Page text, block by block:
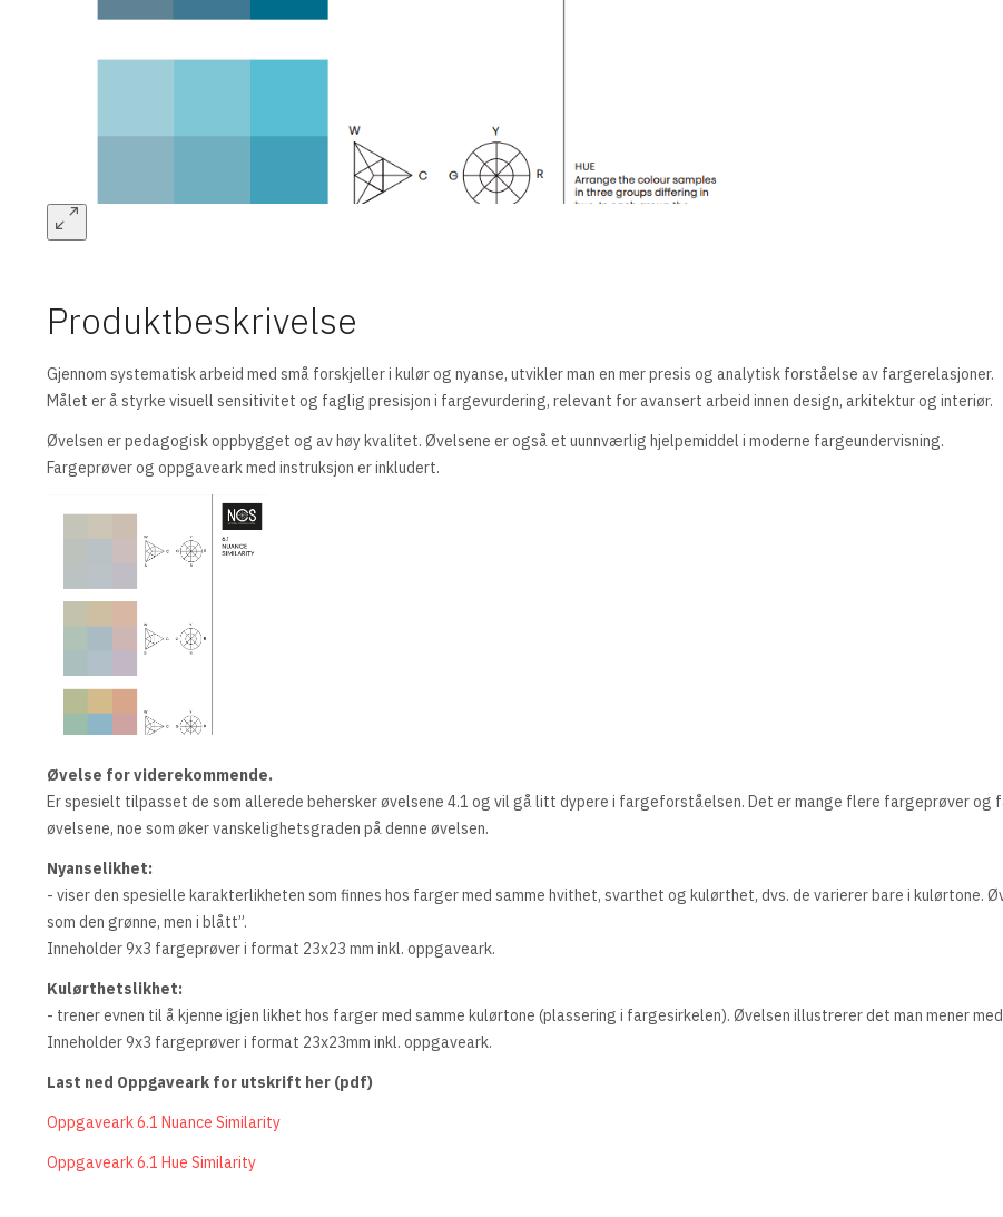
Produktbeskrivelse
Gjennom systematisk arbeid med små forskjeller i kulør og nyanse, utvikler man en mer presis og analytisk forståelse av fargerelasjoner.
Målet er å styrke visuell sensitivitet og faglig presisjon i fargevurdering, relevant for avansert arbeid innen design, arkitektur og interiør.
Øvelsen er pedagogisk oppbygget og av høy kvalitet. Øvelsene er også et uunnværlig hjelpemiddel i moderne fargeundervisning.
Fargeprøver og oppgaveark med instruksjon er inkludert.
Øvelse for viderekommende.
Er spesielt tilpasset de som allerede behersker øvelsene 4.1 og vil gå litt dypere i fargeforståelsen. Det er mange flere fargeprøver og
øvelsene, noe som øker vanskelighetsgraden på denne øvelsen.
Nyanselikhet:
- viser den spesielle karakterlikheten som finnes hos farger med samme hvithet, svarthet og kulørthet, dvs. de varierer bare i kulørtone.
som den grønne, men i blått”.
Inneholder 9x3 fargeprøver i format 23x23 mm inkl. oppgaveark.
Kulørthetslikhet:
- trener evnen til å kjenne igjen likhet hos farger med samme kulørtone (plassering i fargesirkelen). Øvelsen illustrerer det man mener
Inneholder 9x3 fargeprøver i format 23x23mm inkl. oppgaveark.
Last ned Oppgaveark for utskrift her (pdf)
Oppgaveark 6.1 Nuance Similarity
Oppgaveark 6.1 Hue Similarity